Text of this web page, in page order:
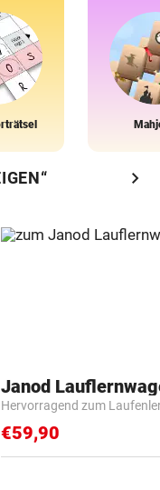
chevron_right
Janod
Hervorragend zum
€59,90